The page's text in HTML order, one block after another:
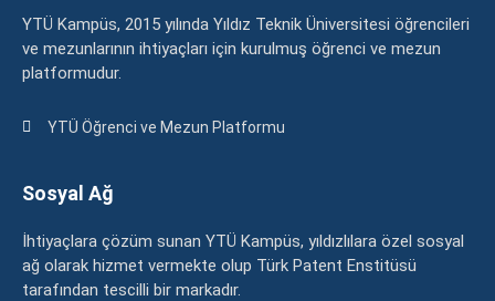
YTÜ Kampüs, 2015 yılında Yıldız Teknik Üniversitesi öğrencileri
ve mezunlarının ihtiyaçları için kurulmuş öğrenci ve mezun
platformudur.
YTÜ Öğrenci ve Mezun Platformu
Sosyal Ağ
İhtiyaçlara çözüm sunan YTÜ Kampüs, yıldızlılara özel sosyal
ağ olarak hizmet vermekte olup Türk Patent Enstitüsü
tarafından tescilli bir markadır.